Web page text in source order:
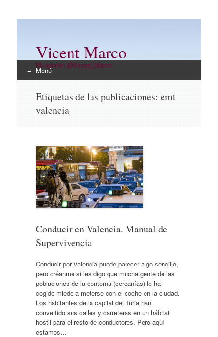
Vicent Marco
Mi opinión @Vicent_Marco
Menú
contenido
Etiquetas de las publicaciones: emt
valencia
Conducir en Valencia. Manual de
Supervivencia
Conducir por Valencia puede parecer algo sencillo,
pero créanme si les digo que mucha gente de las
poblaciones de la contornà (cercanías) le ha
cogido miedo a meterse con el coche en la ciudad.
Los habitantes de la capital del Turia han
convertido sus calles y carreteras en un hábitat
hostil para el resto de conductores. Pero aquí
estamos…